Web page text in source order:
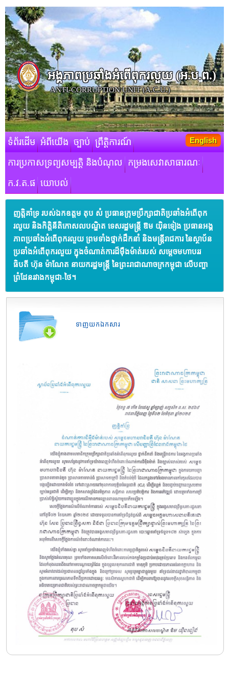
អង្គភាពប្រឆាំងអំពើពុករលួយ​ (អ.ប.ព.)
ANTI-CORRUPTION UNIT (A.C.U.)
ទំព័រដើម អំពីយើង ច្បាប់ ព្រឹត្តិការណ៍
ការប្រកាសទ្រព្យសម្បត្តិ និងបំណុល កម្រងសេវាសាធារណៈ
ក.វ.ត.ផ យោបល់
English
ញត្តិគាំទ្រ របស់ឯកឧត្តម តុប សំ ប្រធានក្រុមប្រឹក្សាជាតិប្រឆាំងអំពើពុក
រលួយ និងកិត្តិនីតិកោសលបណ្ឌិត ទេសរដ្ឋមន្ដ្រី ឱម យ៉ិនទៀង ប្រធានអង្គ
ភាពប្រឆាំងអំពើពុករលួយ ព្រមទាំងថ្នាក់ដឹកនាំ និងមន្ត្រីរាជការ នៃស្ថាប័ន
ប្រឆាំងអំពើពុករលួយ ក្នុងចំណាត់ការដ៏ម៉ឺងម៉ាត់របស់ សម្តេចមហាបររ
ធិបតី ហ៊ុន ម៉ាណែត នាយករដ្ឋមន្ត្រី នៃព្រះរាជាណាចក្រកម្ពុជា លើបញ្ហា
ព្រំដែនរវាងកម្ពុជា-ថៃ។
ទាញយកឯកសារ